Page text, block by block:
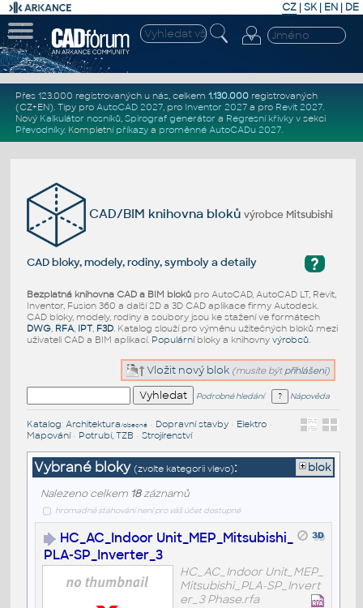
CZ | SK| EN | DE
Přes 123.000 registrovaných u nás, celkem 1.130.000registrovaných
(CZ+EN). Tipy pro AutoCAD 2027, pro Inventor 2027a pro Revit 2027.
Nový Kalkulátor nosníků, Spirograf generátor a Regresní křivkyv sekci
Převodníky. Kompletní příkazya proměnné AutoCADu 2027.
CAD/BIM knihovna blokůvýrobce Mitsubishi
?
CAD bloky, modely, rodiny, symboly a detaily
Bezplatná knihovna CAD a BIM blokůpro AutoCAD, AutoCAD LT, Revit,
Inventor, Fusion 360 a další 2D a 3D CAD aplikace firmy Autodesk.
CAD bloky, modely, rodiny a soubory jsou ke stažení ve formátech
DWG, RFA, IPT, F3D. Katalog slouží pro výměnu užitečných bloků mezi
uživateli CAD a BIM aplikací. Populárníbloky a knihovny výrobců.
Vložit nový blok (musíte být přihlášeni)
Podrobné hledání Nápověda
Katalog: Architektura/obecné• Dopravní stavby• Elektro•
Mapování• Potrubí, TZB • Strojírenství
Vybrané bloky (zvolte kategorii vlevo): blok
Nalezeno celkem 18záznamů
hromadné stahování není pro váš účet dostupné
HC_AC_Indoor Unit_MEP_Mitsubishi_
PLA-SP_Inverter_3
HC_AC_Indoor Unit_MEP_
Mitsubishi_PLA-SP_Invert
er_3 Phase.rfa